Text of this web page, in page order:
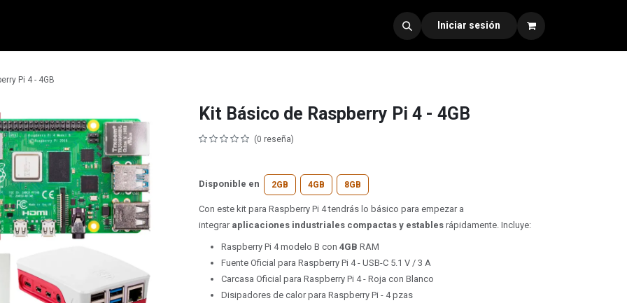
Iniciar sesión
Pi 4 - 4GB
Kit Básico de Raspberry Pi 4 - 4GB
(0 reseña)
Disponible en 2GB 4GB 8GB
Con este kit para Raspberry Pi 4 tendrás lo básico para empezar a
integrar aplicaciones industriales compactas y estables rápidamente. Incluye:
Raspberry Pi 4 modelo B con 4GB RAM
Fuente Oficial para Raspberry Pi 4 - USB-C 5.1 V / 3 A
Carcasa Oficial para Raspberry Pi 4 - Roja con Blanco
Disipadores de calor para Raspberry Pi - 4 pzas